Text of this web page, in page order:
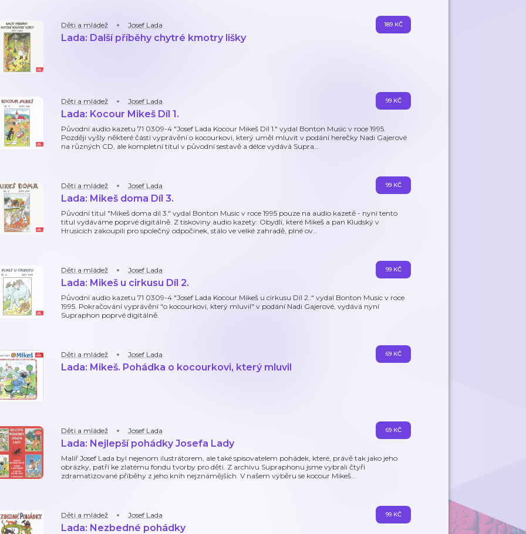
Děti a mládež Josef Lada
Lada: Další příběhy chytré kmotry lišky
189 KČ
Děti a mládež Josef Lada
Lada: Kocour Mikeš Díl 1.
Původní audio kazetu 71 0309-4 "Josef Lada Kocour Mikeš Díl 1." vydal Bonton Music v roce 1995.
Později vyšly některé části vyprávění o kocourkovi, který uměl mluvit v podání herečky Nadi Gajerové
na různých CD, ale kompletní titul v původní sestavě a délce vydává Supra…
99 KČ
Děti a mládež Josef Lada
Lada: Mikeš doma Díl 3.
Původní titul "Mikeš doma díl 3." vydal Bonton Music v roce 1995 pouze na audio kazetě - nyní tento
titul vydáváme poprvé digitálně. Z tiskoviny audio kazety: Obydlí, které Mikeš a pan Kludský v
Hrusicích zakoupili pro společný odpočinek, stálo ve velké zahradě, plné ov…
99 KČ
Děti a mládež Josef Lada
Lada: Mikeš u cirkusu Díl 2.
Původní audio kazetu 71 0309-4 "Josef Lada Kocour Mikeš u cirkusu Díl 2.." vydal Bonton Music v roce
1995. Pokračování vyprávění "o kocourkovi, který mluvil" v podání Nadi Gajerové, vydává nyní
Supraphon poprvé digitálně.
99 KČ
Děti a mládež Josef Lada
Lada: Mikeš. Pohádka o kocourkovi, který mluvil
69 KČ
Děti a mládež Josef Lada
Lada: Nejlepší pohádky Josefa Lady
Malíř Josef Lada byl nejenom ilustrátorem, ale také spisovatelem pohádek, které, právě tak jako jeho
obrázky, patří ke zlatému fondu tvorby pro děti. Z archivu Supraphonu jsme vybrali čtyři
zdramatizované příběhy z jeho knih nejznámějších. V našem výběru se kocour Mikeš…
69 KČ
Děti a mládež Josef Lada
Lada: Nezbedné pohádky
99 KČ